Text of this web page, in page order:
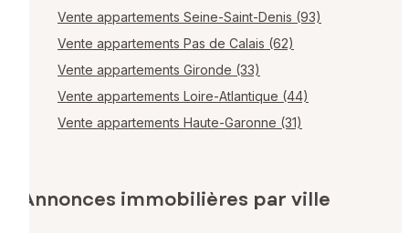
Vente appartements Seine-Saint-Denis (93)
Vente appartements Pas de Calais (62)
Vente appartements Gironde (33)
Vente appartements Loire-Atlantique (44)
Vente appartements Haute-Garonne (31)
Annonces immobilières par ville